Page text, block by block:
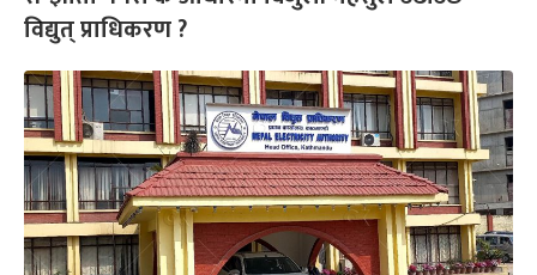
विद्युत् प्राधिकरण ?